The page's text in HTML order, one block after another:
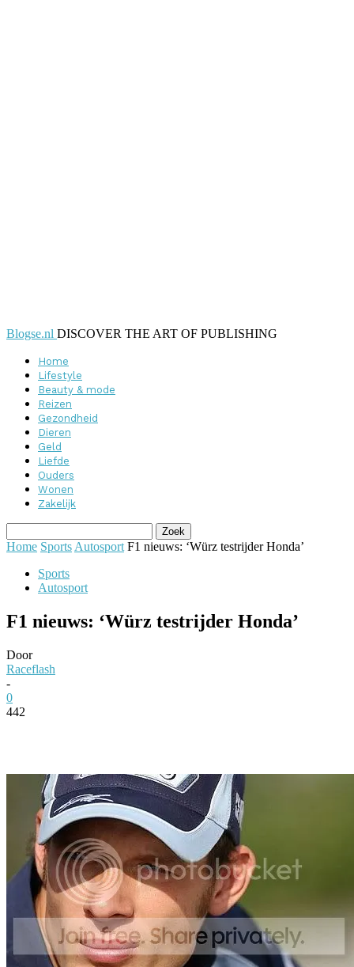
Blogse.nl DISCOVER THE ART OF PUBLISHING
Home
Lifestyle
Beauty & mode
Reizen
Gezondheid
Dieren
Geld
Liefde
Ouders
Wonen
Zakelijk
Home Sports Autosport F1 nieuws: ‘Würz testrijder Honda’
Sports
Autosport
F1 nieuws: ‘Würz testrijder Honda’
Door
Raceflash
-
0
442